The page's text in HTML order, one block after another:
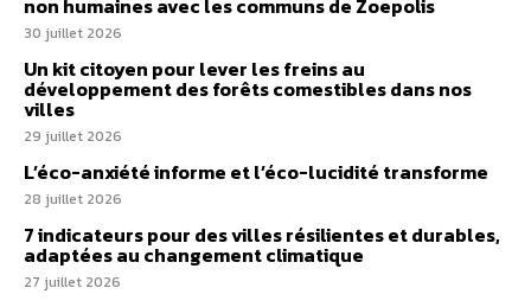
30 juillet 2026
Un kit citoyen pour lever les freins au
développement des forêts comestibles dans nos
villes
29 juillet 2026
L’éco-anxiété informe et l’éco-lucidité transforme
28 juillet 2026
7 indicateurs pour des villes résilientes et durables,
adaptées au changement climatique
27 juillet 2026